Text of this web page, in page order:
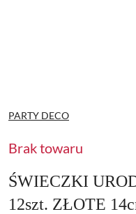
NAZWA
PRODUCENTA:
PARTY DECO
Brak towaru
ŚWIECZKI
12szt. ZŁOTE